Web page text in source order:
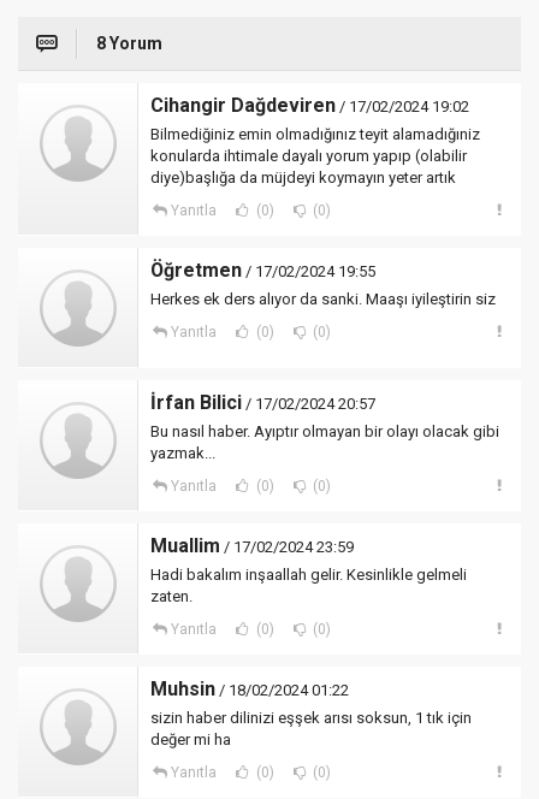
8 Yorum
Cihangir Dağdeviren / 17/02/2024 19:02
Bilmediğiniz emin olmadığınız teyit alamadığıniz
konularda ihtimale dayalı yorum yapıp (olabilir
diye)başlığa da müjdeyi koymayın yeter artık
Yanıtla (0) (0)
Öğretmen / 17/02/2024 19:55
Herkes ek ders alıyor da sanki. Maaşı iyileştirin siz
Yanıtla (0) (0)
İrfan Bilici / 17/02/2024 20:57
Bu nasıl haber. Ayıptır olmayan bir olayı olacak gibi
yazmak...
Yanıtla (0) (0)
Muallim / 17/02/2024 23:59
Hadi bakalım inşaallah gelir. Kesinlikle gelmeli
zaten.
Yanıtla (0) (0)
Muhsin / 18/02/2024 01:22
sizin haber dilinizi eşşek arısı soksun, 1 tık için
değer mi ha
Yanıtla (0) (0)